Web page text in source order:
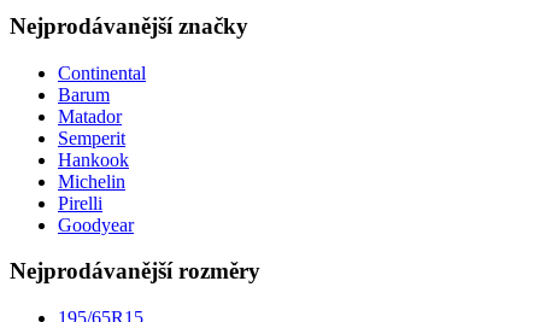
Nejprodávanější značky
Continental
Barum
Matador
Semperit
Hankook
Michelin
Pirelli
Goodyear
Nejprodávanější rozměry
195/65R15